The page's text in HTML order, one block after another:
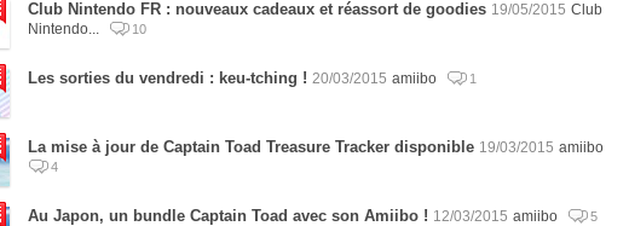
Club Nintendo FR : nouveaux cadeaux et réassort de goodies 19/05/2015 Club
Nintendo...
10
Les sorties du vendredi : keu-tching ! 20/03/2015 amiibo 1
La mise à jour de Captain Toad Treasure Tracker disponible 19/03/2015 amiibo
4
Au Japon, un bundle Captain Toad avec son Amiibo ! 12/03/2015 amiibo 5